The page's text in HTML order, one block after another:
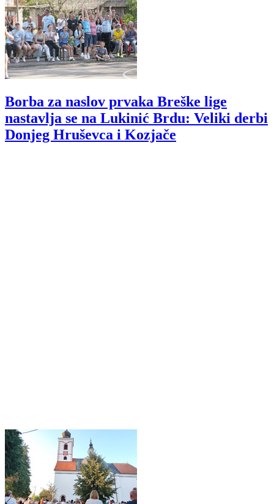
Borba za naslov prvaka Breške lige
nastavlja se na Lukinić Brdu: Veliki derbi
Donjeg Hruševca i Kozjače